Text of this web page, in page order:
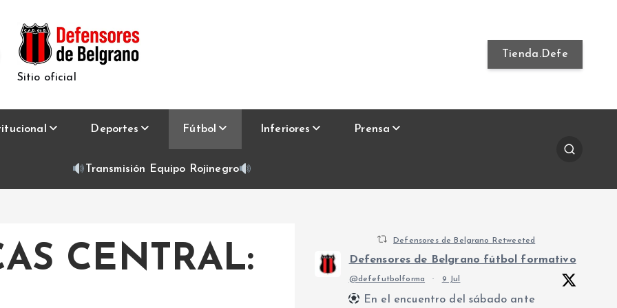
Sitio oficial
Tienda.Defe
Deportes Fútbol Inferiores Prensa
Transmisión Equipo Rojinegro
CENTRAL:
Defensores de Belgrano Retweeted
Defensores de Belgrano fútbol formativo
@defefutbolforma · 9 Jul
En el encuentro del sábado ante